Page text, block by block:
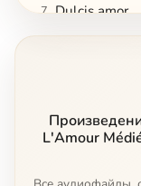
7 Dulcis amor
10 Ma douce
11 Tres douls
L'Amour